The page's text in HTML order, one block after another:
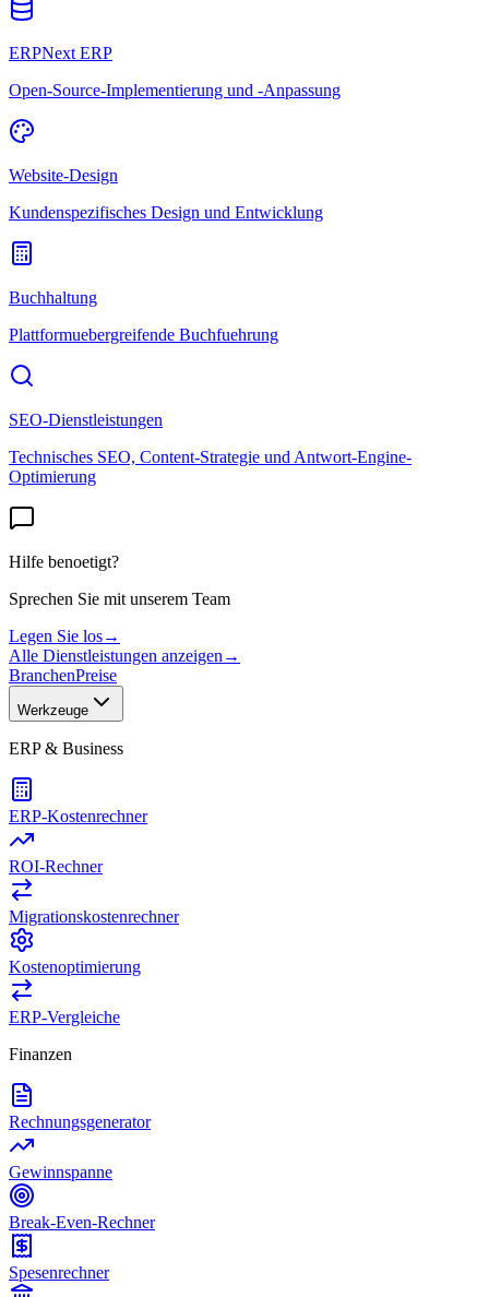
ERPNext ERP
Open-Source-Implementierung und -Anpassung
Website-Design
Kundenspezifisches Design und Entwicklung
Buchhaltung
Plattformuebergreifende Buchfuehrung
SEO-Dienstleistungen
Technisches SEO, Content-Strategie und Antwort-Engine-
Optimierung
Hilfe benoetigt?
Sprechen Sie mit unserem Team
Legen Sie los→
Alle Dienstleistungen anzeigen →
BranchenPreise
Werkzeuge
ERP & Business
ERP-Kostenrechner
ROI-Rechner
Migrationskostenrechner
Kostenoptimierung
ERP-Vergleiche
Finanzen
Rechnungsgenerator
Gewinnspanne
Break-Even-Rechner
Spesenrechner